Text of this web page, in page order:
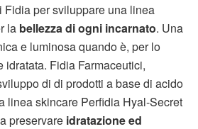
Fidia per sviluppare una linea
la bellezza di ogni incarnato. Una
e luminosa quando è, per lo
idratata. Fidia Farmaceutici,
di di prodotti a base di acido
linea skincare Perfidia Hyal-Secret
preservare idratazione ed